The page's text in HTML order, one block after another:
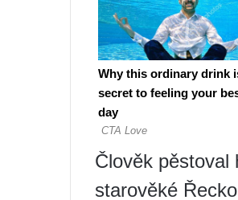
Člověk pěstoval
starověké